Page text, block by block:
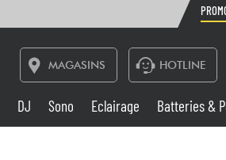
MAGASINS HOTLINE
Belgique
België
DJ Sono Eclairage Batteries &